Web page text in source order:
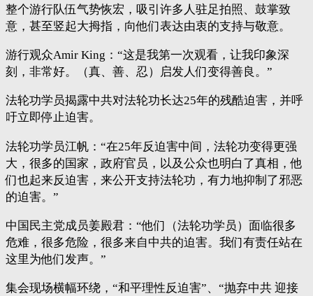
整个游行队伍气势恢宏，吸引许多人驻足拍照、鼓掌致
意，甚至竖起大拇指，向他们表达由衷的支持与敬意。
游行观众Amir King：“这是我第一次观看，让我印象深
刻，非常好。（真、善、忍）启发人们变得善良。”
法轮功学员揭露中共对法轮功长达25年的残酷迫害，并呼
吁立即停止迫害。
法轮功学员江帆：“在25年反迫害中间，法轮功变得更强
大，很多的国家，政府官员，以及公众也明白了真相，他
们也起来反迫害，来公开支持法轮功，有力地抑制了邪恶
的迫害。”
中国民主党成员姜殿君：“他们（法轮功学员）面临很多
危难，很多危险，很多来自中共的迫害。我们有责任站在
这里为他们发声。”
集会现场横幅环绕，“和平理性反迫害”、“抛弃中共 迎接